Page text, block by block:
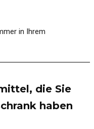
in Ihrem
die Sie
haben